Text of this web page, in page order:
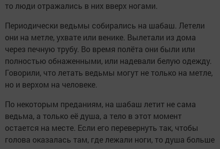
то люди отражались в них вверх ногами.
Периодически ведьмы собирались на шабаш. Летели
они на метле, ухвате или венике. Вылетали из дома
через печную трубу. Во время полёта они были или
полностью обнаженными, или надевали белую одежду.
Говорили, что летать ведьмы могут не только на метле,
но и верхом на человеке.
По некоторым преданиям, на шабаш летит не сама
ведьма, а только её душа, а тело в этот момент
остается на месте. Если его перевернуть так, чтобы
голова оказалась там, где лежали ноги, то душа больше